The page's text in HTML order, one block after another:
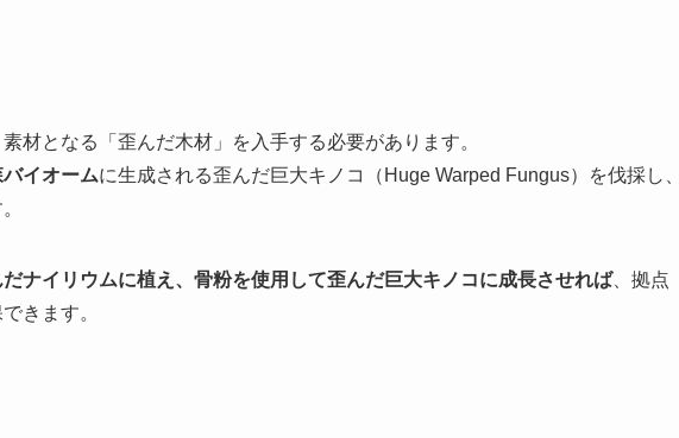
材となる「歪んだ木材」を入手する必要があります。
イオームに生成される歪んだ巨大キノコ（Huge Warped Fungus）を伐採し
ナイリウムに植え、骨粉を使用して歪んだ巨大キノコに成長させれば、拠点
きます。